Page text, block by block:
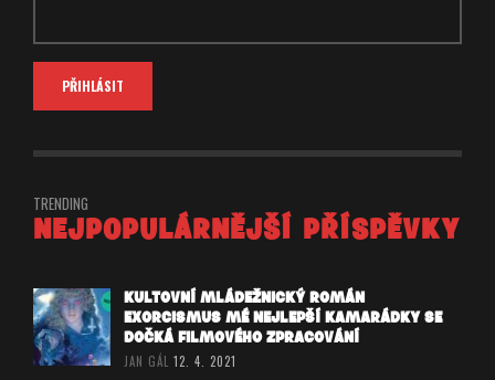
TRENDING
NEJPOPULÁRNĚJŠÍ PŘÍSPĚVKY
KULTOVNÍ MLÁDEŽNICKÝ ROMÁN
EXORCISMUS MÉ NEJLEPŠÍ KAMARÁDKY SE
DOČKÁ FILMOVÉHO ZPRACOVÁNÍ
JAN GÁL 12. 4. 2021